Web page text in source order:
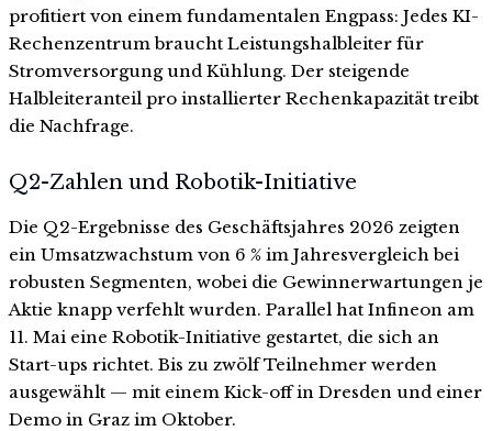
profitiert von einem fundamentalen Engpass: Jedes KI-
Rechenzentrum braucht Leistungshalbleiter für
Stromversorgung und Kühlung. Der steigende
Halbleiteranteil pro installierter Rechenkapazität treibt
die Nachfrage.
Q2-Zahlen und Robotik-Initiative
Die Q2-Ergebnisse des Geschäftsjahres 2026 zeigten
ein Umsatzwachstum von 6 % im Jahresvergleich bei
robusten Segmenten, wobei die Gewinnerwartungen je
Aktie knapp verfehlt wurden. Parallel hat Infineon am
11. Mai eine Robotik-Initiative gestartet, die sich an
Start-ups richtet. Bis zu zwölf Teilnehmer werden
ausgewählt — mit einem Kick-off in Dresden und einer
Demo in Graz im Oktober.